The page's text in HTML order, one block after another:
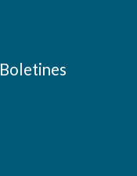
Boletines